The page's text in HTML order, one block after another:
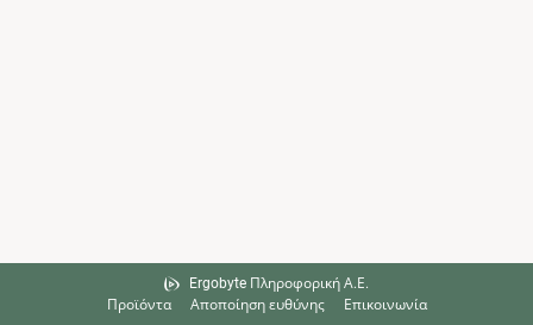
Ergobyte Πληροφορική Α.Ε.
Προϊόντα
Αποποίηση ευθύνης Επικοινωνία